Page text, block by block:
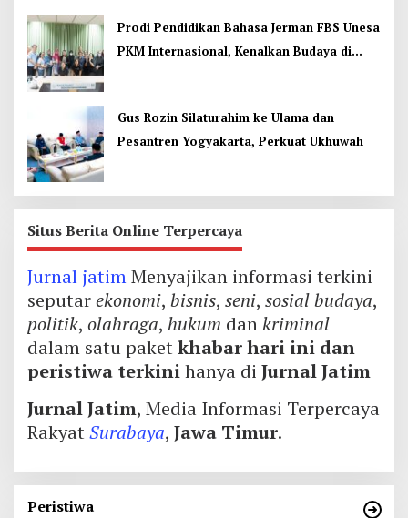
Prodi Pendidikan Bahasa Jerman FBS Unesa
PKM Internasional, Kenalkan Budaya di
Gus Rozin Silaturahim ke Ulama dan
Pesantren Yogyakarta, Perkuat Ukhuwah
Situs Berita Online Terpercaya
Jurnal jatimMenyajikan informasi terkini
seputarekonomi, bisnis, seni, sosial budaya,
politik, olahraga, hukum dankriminal
dalam satu paketkhabar hari ini dan
peristiwa terkinihanya di Jurnal Jatim
Jurnal Jatim, Media Informasi Terpercaya
RakyatSurabaya, Jawa Timur.
Peristiwa